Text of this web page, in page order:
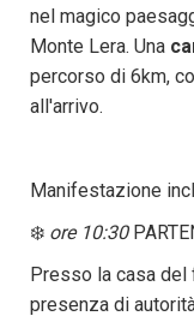
nel magico
Monte Lera. Una
percorso di 6km,
all'arrivo.
Manifestazione
❄️ ore 10:30
Presso la casa del
presenza di